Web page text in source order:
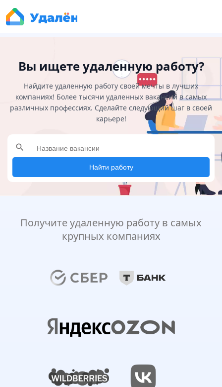
Вы ищете удаленную работу?
Найдите удаленную работу своей мечты в лучших
компаниях! Более тысячи удаленных вакансий в самых
различных профессиях. Сделайте следующий шаг в своей
карьере!
search
Найти работу
Получите удаленную работу в самых
крупных компаниях